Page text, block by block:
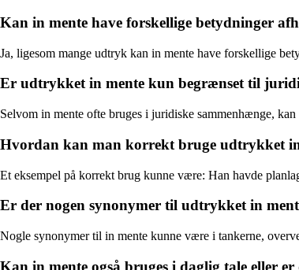
Kan in mente have forskellige betydninger
Ja, ligesom mange udtryk kan in mente have forskellige
Er udtrykket in mente kun begrænset til
Selvom in mente ofte bruges i juridiske sammenhænge,
Hvordan kan man korrekt bruge udtrykket
Et eksempel på korrekt brug kunne være: Han havde
Er der nogen synonymer til udtrykket in
Nogle synonymer til in mente kunne være i tankerne,
Kan in mente også bruges i daglig tale eller